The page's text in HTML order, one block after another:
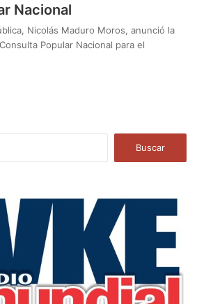
Nacional
Nicolás Maduro Moros, anunció la
Popular Nacional para el
a